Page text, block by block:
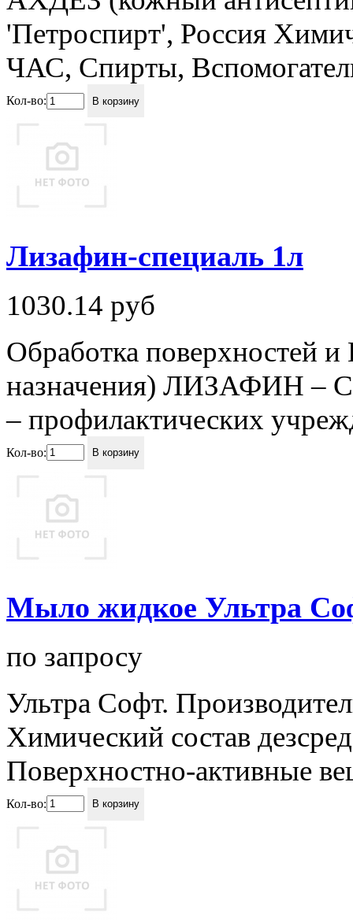
'Петроспирт', Россия
ЧАС, Спирты,
Кол-во: В корзину
Лизафин-специаль 1л
1030.14 руб
Обработка поверхностей
назначения) ЛИЗАФИН –
– профилактических
Кол-во: В корзину
Мыло жидкое Ультра
по запросу
Ультра Софт.
Химический состав
Поверхностно-активные
Кол-во: В корзину